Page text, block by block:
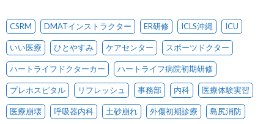
CSRM DMATインストラクター ER研修 ICLS沖縄 ICU
いい医療 ひとやすみ ケアセンター スポーツドクター
ハートライフドクターカー ハートライフ病院初期研修
プレホスピタル リフレッシュ 事務部 内科 医療体験実習
医療崩壊 呼吸器内科 土砂崩れ 外傷初期診療 島尻消防